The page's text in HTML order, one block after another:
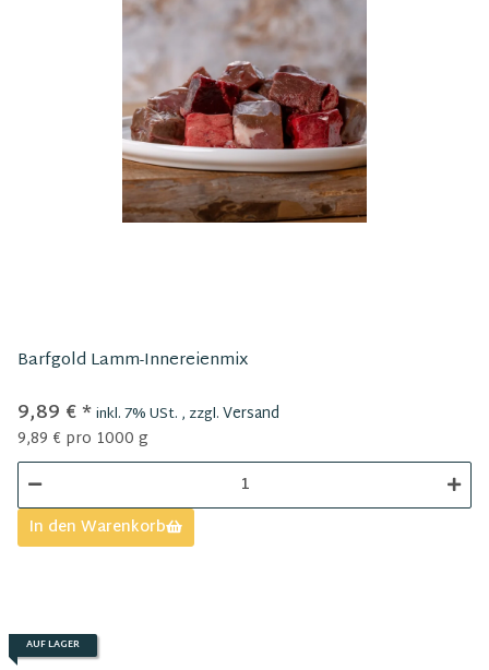
Barfgold Lamm-Innereienmix
9,89 €*inkl. 7% USt. , zzgl.Versand
9,89 € pro 1000 g
In den Warenkorb
AUF LAGER